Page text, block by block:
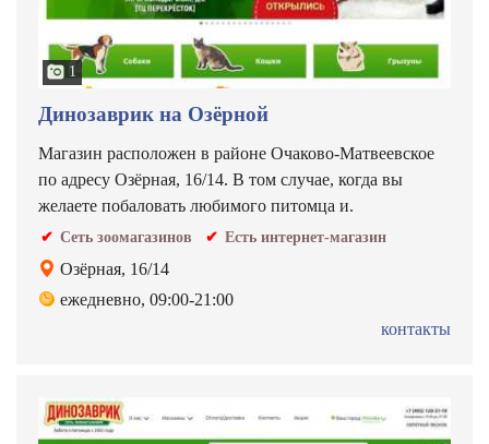
1
Динозаврик на Озёрной
Магазин расположен в районе Очаково-Матвеевское
по адресу Озёрная, 16/14. В том случае, когда вы
желаете побаловать любимого питомца и.
Сеть зоомагазинов Есть интернет-магазин
Озёрная, 16/14
ежедневно, 09:00-21:00
контакты